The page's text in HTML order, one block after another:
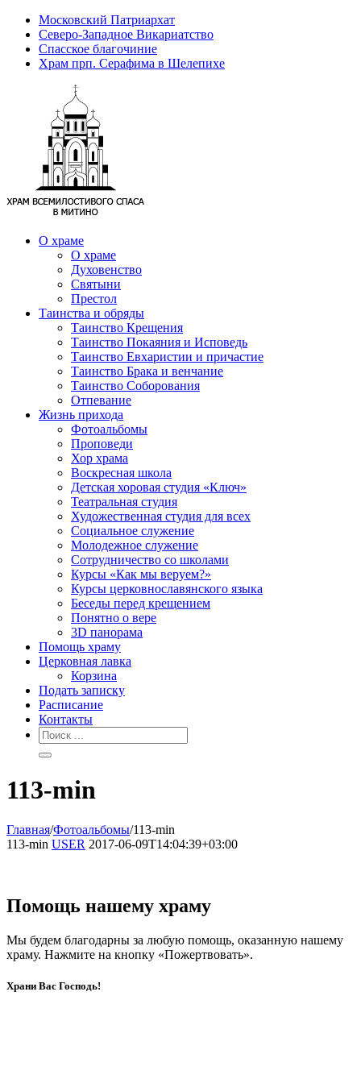
Московский Патриархат
Северо-Западное Викариатство
Спасское благочиние
Храм прп. Серафима в Шелепихе
О храме
О храме
Духовенство
Святыни
Престол
Таинства и обряды
Таинство Крещения
Таинство Покаяния и Исповедь
Таинство Евхаристии и причастие
Таинство Брака и венчание
Таинство Соборования
Отпевание
Жизнь прихода
Фотоальбомы
Проповеди
Хор храма
Воскресная школа
Детская хоровая студия «Ключ»
Театральная студия
Х​удожественная студия для всех
Социальное служение
Молодежное служение
Сотрудничество со школами
Курсы «Как мы веруем?»
Курсы церковнославянского языка
Беседы перед крещением
Понятно о вере
3D панорама
Помощь храму
Церковная лавка
Корзина
Подать записку
Расписание
Контакты
113-min
Главная/Фотоальбомы/113-min
113-min USER 2017-06-09T14:04:39+03:00
Помощь нашему храму
Мы будем благодарны за любую помощь, оказанную нашему
храму. Нажмите на кнопку «Пожертвовать».
Храни Вас Господь!